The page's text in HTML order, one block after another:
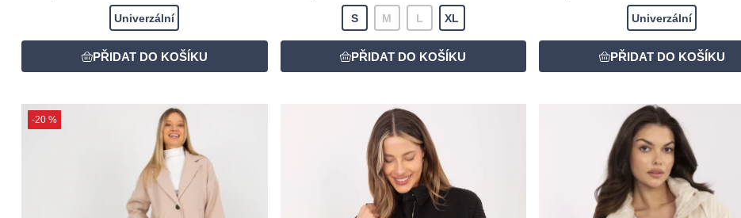
Univerzální S M L XL Univerzální
-20 %